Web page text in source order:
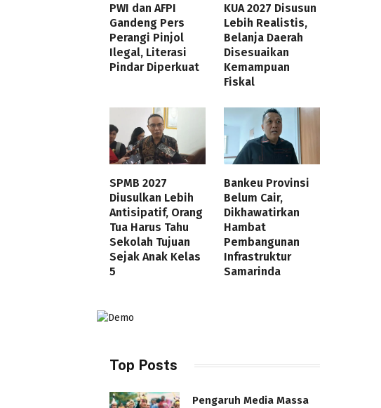
PWI dan AFPI
Gandeng Pers
Perangi Pinjol
Ilegal, Literasi
Pindar Diperkuat
KUA 2027 Disusun
Lebih Realistis,
Belanja Daerah
Disesuaikan
Kemampuan
Fiskal
SPMB 2027
Diusulkan Lebih
Antisipatif, Orang
Tua Harus Tahu
Sekolah Tujuan
Sejak Anak Kelas
5
Bankeu Provinsi
Belum Cair,
Dikhawatirkan
Hambat
Pembangunan
Infrastruktur
Samarinda
Top Posts
Pengaruh Media Massa